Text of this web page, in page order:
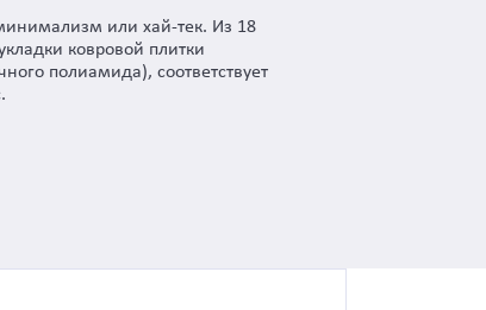
или хай-тек. Из 18
ковровой плитки
полиамида), соответствует